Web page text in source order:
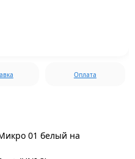
Оплата
01 белый на